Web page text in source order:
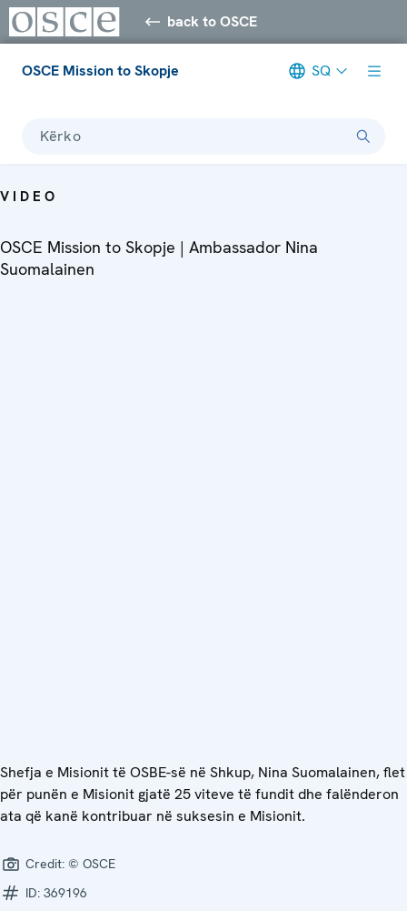
back to OSCE
OSCE Mission to Skopje SQ
Kërko
VIDEO
OSCE Mission to Skopje | Ambassador Nina
Suomalainen
Shefja e Misionit të OSBE-së në Shkup, Nina Suomalainen, flet
për punën e Misionit gjatë 25 viteve të fundit dhe falënderon
ata që kanë kontribuar në suksesin e Misionit.
Credit: © OSCE
ID: 369196